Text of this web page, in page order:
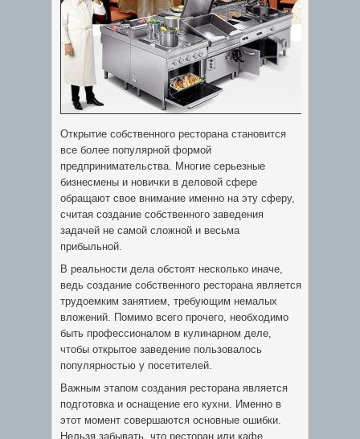
Открытие собственного ресторана становится
все более популярной формой
предпринимательства. Многие серьезные
бизнесмены и новички в деловой сфере
обращают свое внимание именно на эту сферу,
считая создание собственного заведения
задачей не самой сложной и весьма
прибыльной.
В реальности дела обстоят несколько иначе,
ведь создание собственного ресторана является
трудоемким занятием, требующим немалых
вложений. Помимо всего прочего, необходимо
быть профессионалом в кулинарном деле,
чтобы открытое заведение пользовалось
популярностью у посетителей.
Важным этапом создания ресторана является
подготовка и оснащение его кухни. Именно в
этот момент совершаются основные ошибки.
Нельзя забывать, что ресторан или кафе